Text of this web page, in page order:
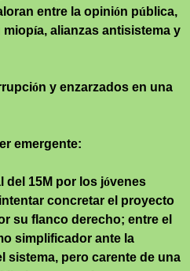
entre la opinión pú blica,
miopía, alianzas antisistema y
ón y enzarzados en una
emergente:
del 15M por los jóvenes
concretar el proyecto
su flanco derecho; entre el
simplificador ante la
sistema, pero carente de una